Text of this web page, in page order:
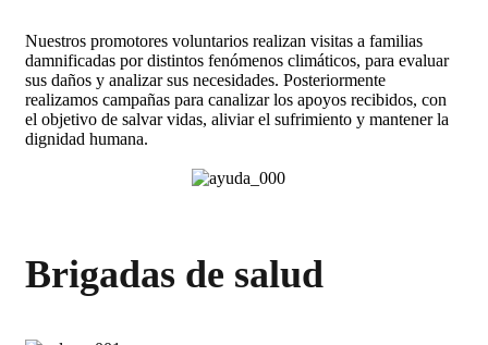
Nuestros promotores voluntarios realizan visitas a familias
damnificadas por distintos fenómenos climáticos, para evaluar
sus daños y analizar sus necesidades. Posteriormente
realizamos campañas para canalizar los apoyos recibidos, con
el objetivo de salvar vidas, aliviar el sufrimiento y mantener la
dignidad humana.
Brigadas de salud